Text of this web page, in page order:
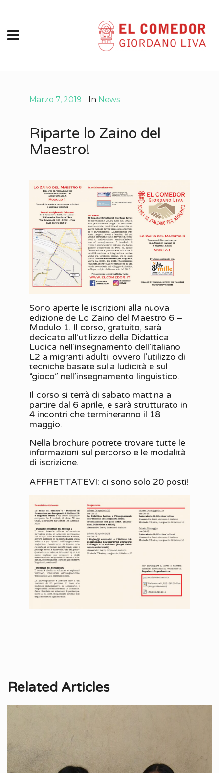
Marzo 7, 2019 In News
Riparte lo Zaino del
Maestro!
Sono aperte le iscrizioni alla nuova
edizione de Lo Zaino del Maestro 6 –
Modulo 1. Il corso, gratuito, sarà
dedicato all’utilizzo della Didattica
Ludica nell’insegnamento dell’italiano
L2 a migranti adulti, ovvero l’utilizzo di
tecniche basate sulla ludicità e sul
“gioco” nell’insegnamento linguistico.
Il corso si terrà di sabato mattina a
partire dal 6 aprile, e sarà strutturato in
4 incontri che termineranno il 18
maggio.
Nella brochure potrete trovare tutte le
informazioni sul percorso e le modalità
di iscrizione.
AFFRETTATEVI: ci sono solo 20 posti!
Related Articles